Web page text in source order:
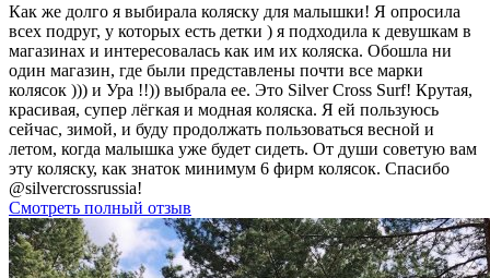
Как же долго я выбирала коляску для малышки! Я опросила
всех подруг, у которых есть детки ) я подходила к девушкам в
магазинах и интересовалась как им их коляска. Обошла ни
один магазин, где были представлены почти все марки
колясок ))) и Ура !!)) выбрала ее. Это Silver Cross Surf! Крутая,
красивая, супер лёгкая и модная коляска. Я ей пользуюсь
сейчас, зимой, и буду продолжать пользоваться весной и
летом, когда малышка уже будет сидеть. От души советую вам
эту коляску, как знаток минимум 6 фирм колясок. Спасибо
@silvercrossrussia!
Смотреть полный отзыв